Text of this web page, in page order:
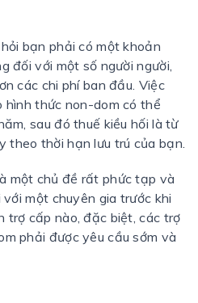
bạn phải có một khoản
đối với một số người người,
các chi phí ban đầu. Việc
thức non-dom có ​​thể
sau đó thuế kiều hối là từ
thời hạn lưu trú của bạn.
một chủ đề rất phức tạp và
một chuyên gia trước khi
trợ cấp nào, đặc biệt, các trợ
phải được yêu cầu sớm và